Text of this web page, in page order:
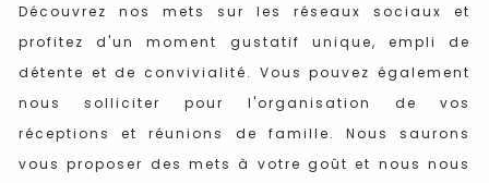
Découvrez nos mets sur les réseaux sociaux et
profitez d'un moment gustatif unique, empli de
détente et de convivialité. Vous pouvez également
nous solliciter pour l'organisation de vos
réceptions et réunions de famille. Nous saurons
vous proposer des mets à votre goût et nous nous